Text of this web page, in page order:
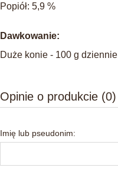
Popiół: 5,9 %
Dawkowanie:
Duże konie - 100 g dziennie
Opinie o produkcie (0)
Imię lub pseudonim: